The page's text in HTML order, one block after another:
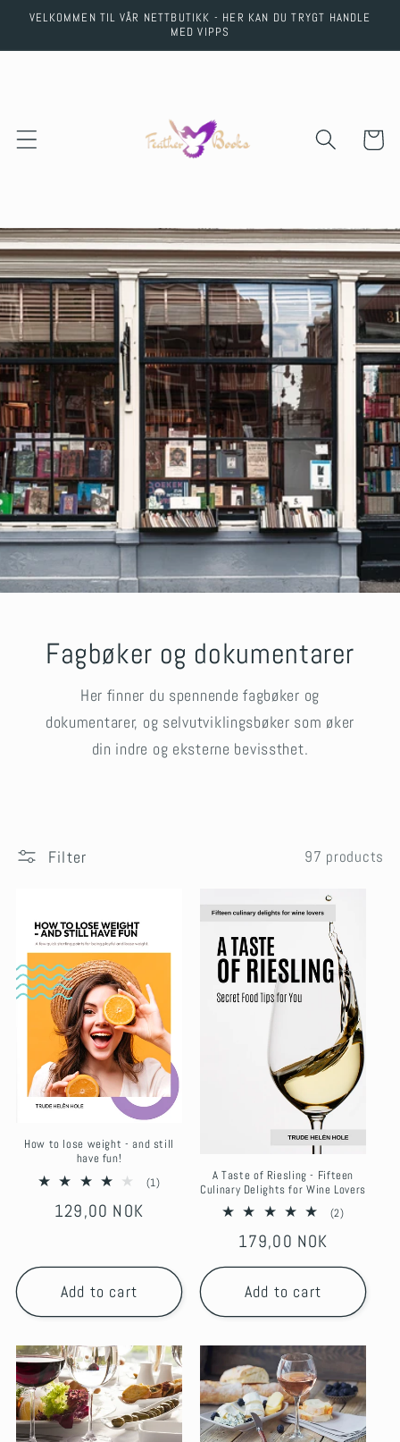
Skip to
VELKOMMEN TIL VÅR NETTBUTIKK - HER KAN DU TRYGT HANDLE
MED VIPPS
Cart
Fagbøker og dokumentarer
Her finner du spennende fagbøker og
dokumentarer, og selvutviklingsbøker som øker
din indre og eksterne bevissthet.
Filter 97 products
How to lose weight - and still
have fun!
(1)
Regular
129,00 NOK
Add to cart
A Taste of Riesling - Fifteen
Culinary Delights for Wine Lovers
(2)
Regular
price
179,00 NOK
Add to cart